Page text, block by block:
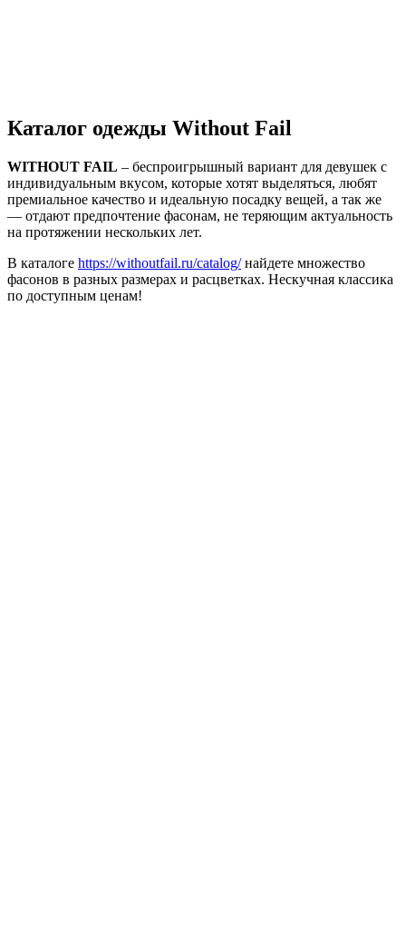
Каталог одежды Without Fail
WITHOUT FAIL – беспроигрышный вариант для девушек с
индивидуальным вкусом, которые хотят выделяться, любят
премиальное качество и идеальную посадку вещей, а так же
— отдают предпочтение фасонам, не теряющим актуальность
на протяжении нескольких лет.
В каталоге https://withoutfail.ru/catalog/найдете множество
фасонов в разных размерах и расцветках. Нескучная классика
по доступным ценам!